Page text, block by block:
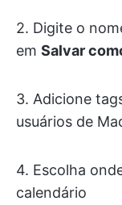
2. Digite o
em Salvar
3. Adicione
usuários de
4. Escolha
calendário